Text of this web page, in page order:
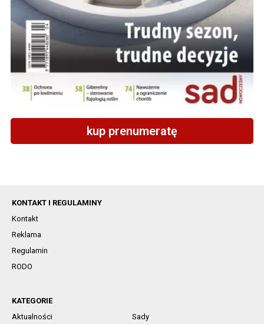
kup prenumeratę
KONTAKT I REGULAMINY
Kontakt
Reklama
Regulamin
RODO
KATEGORIE
Aktualności
Sady